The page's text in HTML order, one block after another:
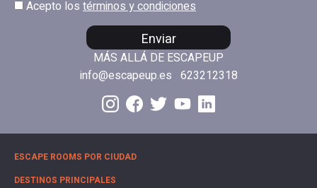
Acepto los términos y condiciones
Enviar
MÁS ALLÁ DE ESCAPEUP
info@escapeup.es 623212318
ESCAPE ROOMS POR CIUDAD
DESTINOS PRINCIPALES